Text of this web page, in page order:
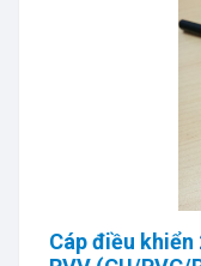
Cáp điều khiển